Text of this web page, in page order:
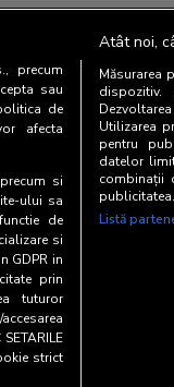
precum
sau
de
afecta
si
ului sa
de
si
GDPR in
prin
tuturor
strict
Atât noi,
Măsurarea
Utilizarea
pentru
datelor
combinații
Listă